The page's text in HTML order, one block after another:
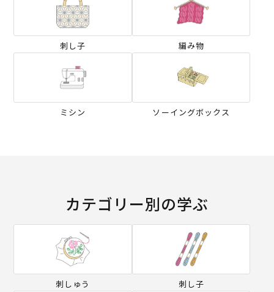
刺し子 編み物
ミシン ソーイングボックス
カテゴリー別の学ぶ
刺しゅう 刺し子